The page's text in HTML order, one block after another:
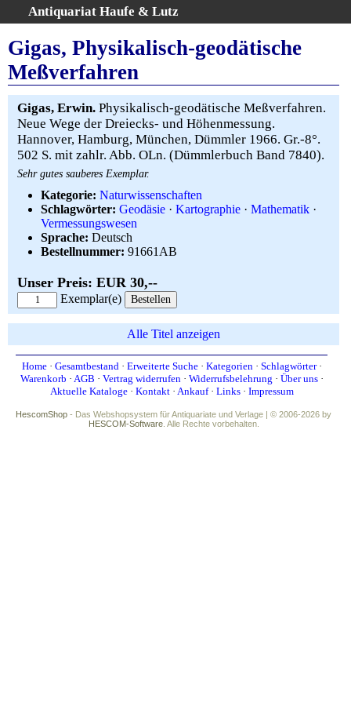
Antiquariat Haufe & Lutz
Home
Gesamtbestand
Erweiterte Suche
Kategorien
Schlagwörter
Warenkorb
Widerruf
Über uns
Aktuelle Kataloge
Ankauf
Links
Gigas, Physikalisch-geodätische
Meßverfahren
Gigas, Erwin. Physikalisch-geodätische Meßverfahren.
Neue Wege der Dreiecks- und Höhenmessung.
Hannover, Hamburg, München, Dümmler 1966. Gr.-8°.
502 S. mit zahlr. Abb. OLn. (Dümmlerbuch Band 7840).
Sehr gutes sauberes Exemplar.
Kategorie: Naturwissenschaften
Schlagwörter: Geodäsie · Kartographie · Mathematik ·
Vermessungswesen
Sprache: Deutsch
Bestellnummer: 91661AB
Unser Preis: EUR 30,--
Exemplar(e)
Alle Titel anzeigen
Home· Gesamtbestand· Erweiterte Suche· Kategorien· Schlagwörter·
Warenkorb · AGB · Vertrag widerrufen· Widerrufsbelehrung · Über uns·
Aktuelle Kataloge· Kontakt· Ankauf· Links· Impressum
HescomShop - Das Webshopsystem für Antiquariate und Verlage | © 2006-2026 by
HESCOM-Software. Alle Rechte vorbehalten.